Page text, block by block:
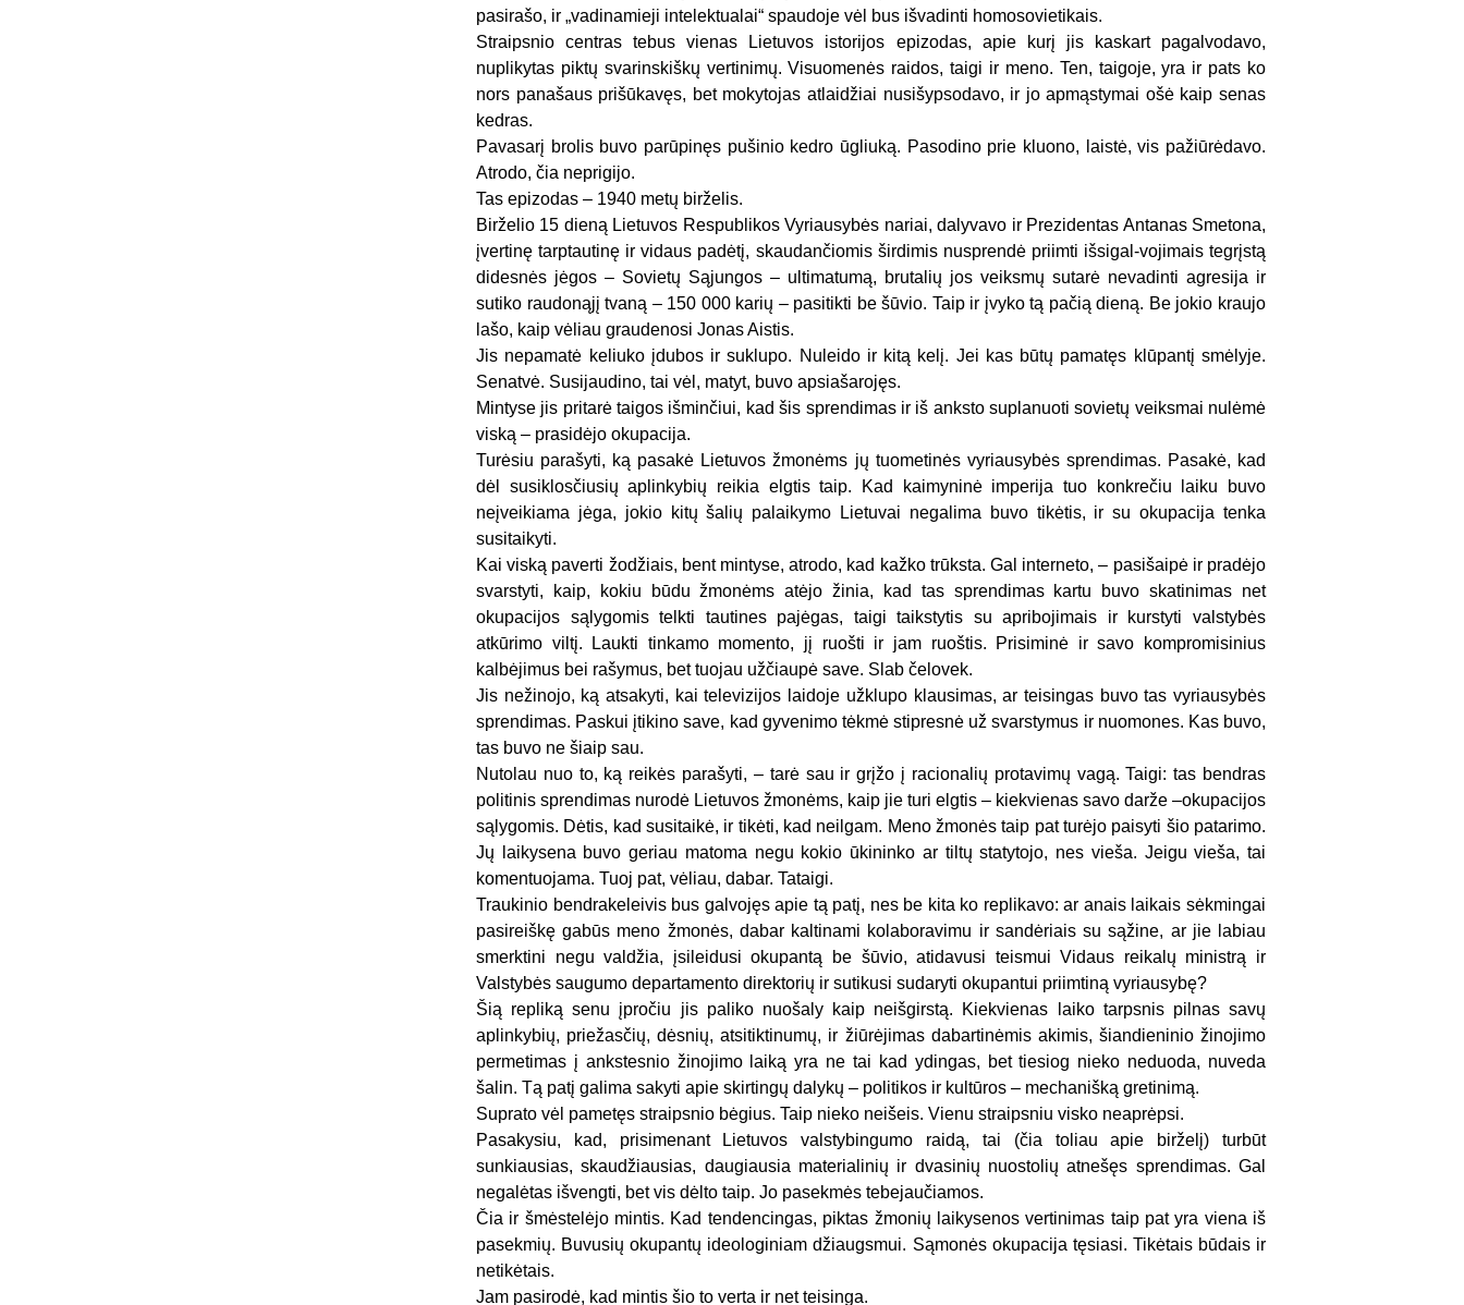
pasirašo, ir „vadinamieji intelektualai“ spaudoje vėl bus išvadinti homosovietikais.
Straipsnio centras tebus vienas Lietuvos istorijos epizodas, apie kurį jis kaskart pagalvodavo,
nuplikytas piktų svarinskiškų vertinimų. Visuomenės raidos, taigi ir meno. Ten, taigoje, yra ir pats ko
nors panašaus prišūkavęs, bet mokytojas atlaidžiai nusišypsodavo, ir jo apmąstymai ošė kaip senas
kedras.
Pavasarį brolis buvo parūpinęs pušinio kedro ūgliuką. Pasodino prie kluono, laistė, vis pažiūrėdavo.
Atrodo, čia neprigijo.
Tas epizodas – 1940 metų birželis.
Birželio 15 dieną Lietuvos Respublikos Vyriausybės nariai, dalyvavo ir Prezidentas Antanas Smetona,
įvertinę tarptautinę ir vidaus padėtį, skaudančiomis širdimis nusprendė priimti išsigal-vojimais tegrįstą
didesnės jėgos – Sovietų Sąjungos – ultimatumą, brutalių jos veiksmų sutarė nevadinti agresija ir
sutiko raudonąjį tvaną – 150 000 karių – pasitikti be šūvio. Taip ir įvyko tą pačią dieną. Be jokio kraujo
lašo, kaip vėliau graudenosi Jonas Aistis.
Jis nepamatė keliuko įdubos ir suklupo. Nuleido ir kitą kelį. Jei kas būtų pamatęs klūpantį smėlyje.
Senatvė. Susijaudino, tai vėl, matyt, buvo apsiašarojęs.
Mintyse jis pritarė taigos išminčiui, kad šis sprendimas ir iš anksto suplanuoti sovietų veiksmai nulėmė
viską – prasidėjo okupacija.
Turėsiu parašyti, ką pasakė Lietuvos žmonėms jų tuometinės vyriausybės sprendimas. Pasakė, kad
dėl susiklosčiusių aplinkybių reikia elgtis taip. Kad kaimyninė imperija tuo konkrečiu laiku buvo
neįveikiama jėga, jokio kitų šalių palaikymo Lietuvai negalima buvo tikėtis, ir su okupacija tenka
susitaikyti.
Kai viską paverti žodžiais, bent mintyse, atrodo, kad kažko trūksta. Gal interneto, – pasišaipė ir pradėjo
svarstyti, kaip, kokiu būdu žmonėms atėjo žinia, kad tas sprendimas kartu buvo skatinimas net
okupacijos sąlygomis telkti tautines pajėgas, taigi taikstytis su apribojimais ir kurstyti valstybės
atkūrimo viltį. Laukti tinkamo momento, jį ruošti ir jam ruoštis. Prisiminė ir savo kompromisinius
kalbėjimus bei rašymus, bet tuojau užčiaupė save. Slab čelovek.
Jis nežinojo, ką atsakyti, kai televizijos laidoje užklupo klausimas, ar teisingas buvo tas vyriausybės
sprendimas. Paskui įtikino save, kad gyvenimo tėkmė stipresnė už svarstymus ir nuomones. Kas buvo,
tas buvo ne šiaip sau.
Nutolau nuo to, ką reikės parašyti, – tarė sau ir grįžo į racionalių protavimų vagą. Taigi: tas bendras
politinis sprendimas nurodė Lietuvos žmonėms, kaip jie turi elgtis – kiekvienas savo darže –okupacijos
sąlygomis. Dėtis, kad susitaikė, ir tikėti, kad neilgam. Meno žmonės taip pat turėjo paisyti šio patarimo.
Jų laikysena buvo geriau matoma negu kokio ūkininko ar tiltų statytojo, nes vieša. Jeigu vieša, tai
komentuojama. Tuoj pat, vėliau, dabar. Tataigi.
Traukinio bendrakeleivis bus galvojęs apie tą patį, nes be kita ko replikavo: ar anais laikais sėkmingai
pasireiškę gabūs meno žmonės, dabar kaltinami kolaboravimu ir sandėriais su sąžine, ar jie labiau
smerktini negu valdžia, įsileidusi okupantą be šūvio, atidavusi teismui Vidaus reikalų ministrą ir
Valstybės saugumo departamento direktorių ir sutikusi sudaryti okupantui priimtiną vyriausybę?
Šią repliką senu įpročiu jis paliko nuošaly kaip neišgirstą. Kiekvienas laiko tarpsnis pilnas savų
aplinkybių, priežasčių, dėsnių, atsitiktinumų, ir žiūrėjimas dabartinėmis akimis, šiandieninio žinojimo
permetimas į ankstesnio žinojimo laiką yra ne tai kad ydingas, bet tiesiog nieko neduoda, nuveda
šalin. Tą patį galima sakyti apie skirtingų dalykų – politikos ir kultūros – mechanišką gretinimą.
Suprato vėl pametęs straipsnio bėgius. Taip nieko neišeis. Vienu straipsniu visko neaprėpsi.
Pasakysiu, kad, prisimenant Lietuvos valstybingumo raidą, tai (čia toliau apie birželį) turbūt
sunkiausias, skaudžiausias, daugiausia materialinių ir dvasinių nuostolių atnešęs sprendimas. Gal
negalėtas išvengti, bet vis dėlto taip. Jo pasekmės tebejaučiamos.
Čia ir šmėstelėjo mintis. Kad tendencingas, piktas žmonių laikysenos vertinimas taip pat yra viena iš
pasekmių. Buvusių okupantų ideologiniam džiaugsmui. Sąmonės okupacija tęsiasi. Tikėtais būdais ir
netikėtais.
Jam pasirodė, kad mintis šio to verta ir net teisinga.